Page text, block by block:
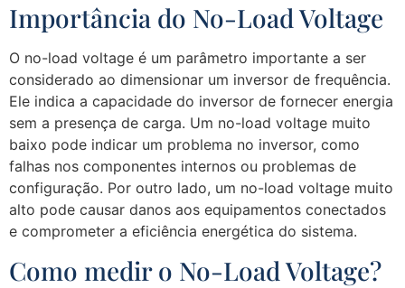
Importância do No-Load Voltage
O no-load voltage é um parâmetro importante a ser
considerado ao dimensionar um inversor de frequência.
Ele indica a capacidade do inversor de fornecer energia
sem a presença de carga. Um no-load voltage muito
baixo pode indicar um problema no inversor, como
falhas nos componentes internos ou problemas de
configuração. Por outro lado, um no-load voltage muito
alto pode causar danos aos equipamentos conectados
e comprometer a eficiência energética do sistema.
Como medir o No-Load Voltage?